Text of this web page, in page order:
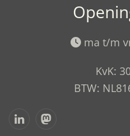
ma t/m
KvK:
BTW: